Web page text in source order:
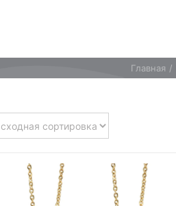
Главная